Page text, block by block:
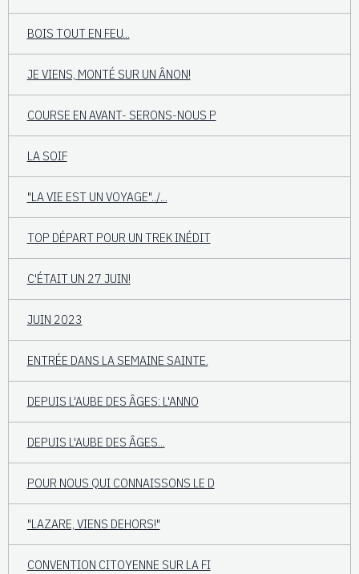
BOIS TOUT EN FEU...
JE VIENS, MONTÉ SUR UN ÂNON!
COURSE EN AVANT- SERONS-NOUS P
LA SOIF
"LA VIE EST UN VOYAGE"../...
TOP DÉPART POUR UN TREK INÉDIT
C'ÉTAIT UN 27 JUIN!
JUIN 2023
ENTRÉE DANS LA SEMAINE SAINTE.
DEPUIS L'AUBE DES ÂGES: L'ANNO
DEPUIS L'AUBE DES ÂGES...
POUR NOUS QUI CONNAISSONS LE D
"LAZARE, VIENS DEHORS!"
CONVENTION CITOYENNE SUR LA FI